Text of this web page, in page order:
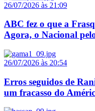
26/07/2026 às 21:09
ABC fez o que a
Agora, o Nacional pelo
26/07/2026 às 20:54
Erros seguidos de
um fracasso do